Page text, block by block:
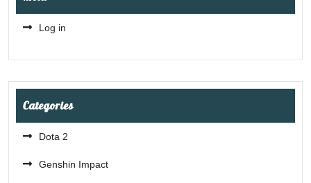
Log in
Categories
Dota 2
Genshin Impact